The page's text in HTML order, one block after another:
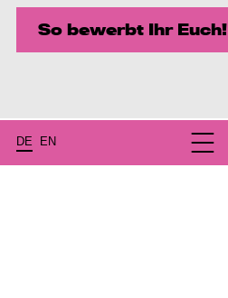
DE EN
So bewerbt Ihr Euch!